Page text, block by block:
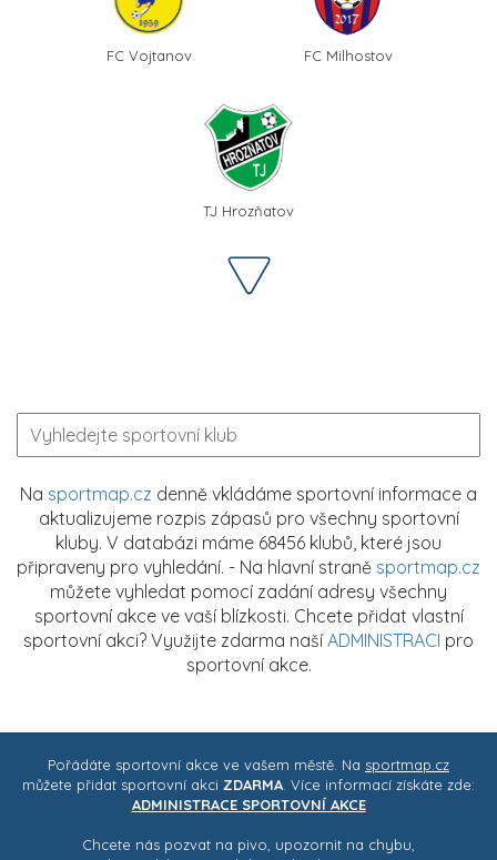
FC Vojtanov FC Milhostov
TJ Hrozňatov
Na sportmap.cz denně vkládáme sportovní informace a
aktualizujeme rozpis zápasů pro všechny sportovní
kluby. V databázi máme 68456 klubů, které jsou
připraveny pro vyhledání. - Na hlavní straně sportmap.cz
můžete vyhledat pomocí zadání adresy všechny
sportovní akce ve vaší blízkosti. Chcete přidat vlastní
sportovní akci? Využijte zdarma naší ADMINISTRACI pro
sportovní akce.
Pořádáte sportovní akce ve vašem městě. Na sportmap.cz
můžete přidat sportovní akci ZDARMA . Více informací získáte zde:
ADMINISTRACE SPORTOVNÍ AKCE
Chcete nás pozvat na pivo, upozornit na chybu,